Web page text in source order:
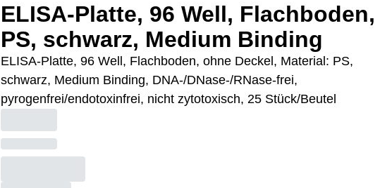
ELISA-Platte, 96 Well, Flachboden,
PS, schwarz, Medium Binding
ELISA-Platte, 96 Well, Flachboden, ohne Deckel, Material: PS,
schwarz, Medium Binding, DNA-/DNase-/RNase-frei,
pyrogenfrei/endotoxinfrei, nicht zytotoxisch, 25 Stück/Beutel